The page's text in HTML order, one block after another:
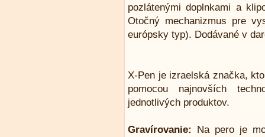
pozlátenými doplnkami a
Otočný mechanizmus pre
európsky typ). Dodávané v
X-Pen je izraelská značka,
pomocou najnovších
jednotlivých produktov.
Gravírovanie: Na pero je